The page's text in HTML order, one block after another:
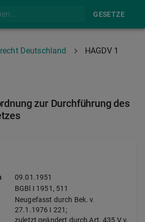
GESETZE
Deutschland HAGDV 1
zur Durchführung des
09.01.1951
BGBl I 1951, 511
Neugefasst durch Bek. v.
27.1.1976 I 221;
zuletzt geändert durch Art. 435 V v.